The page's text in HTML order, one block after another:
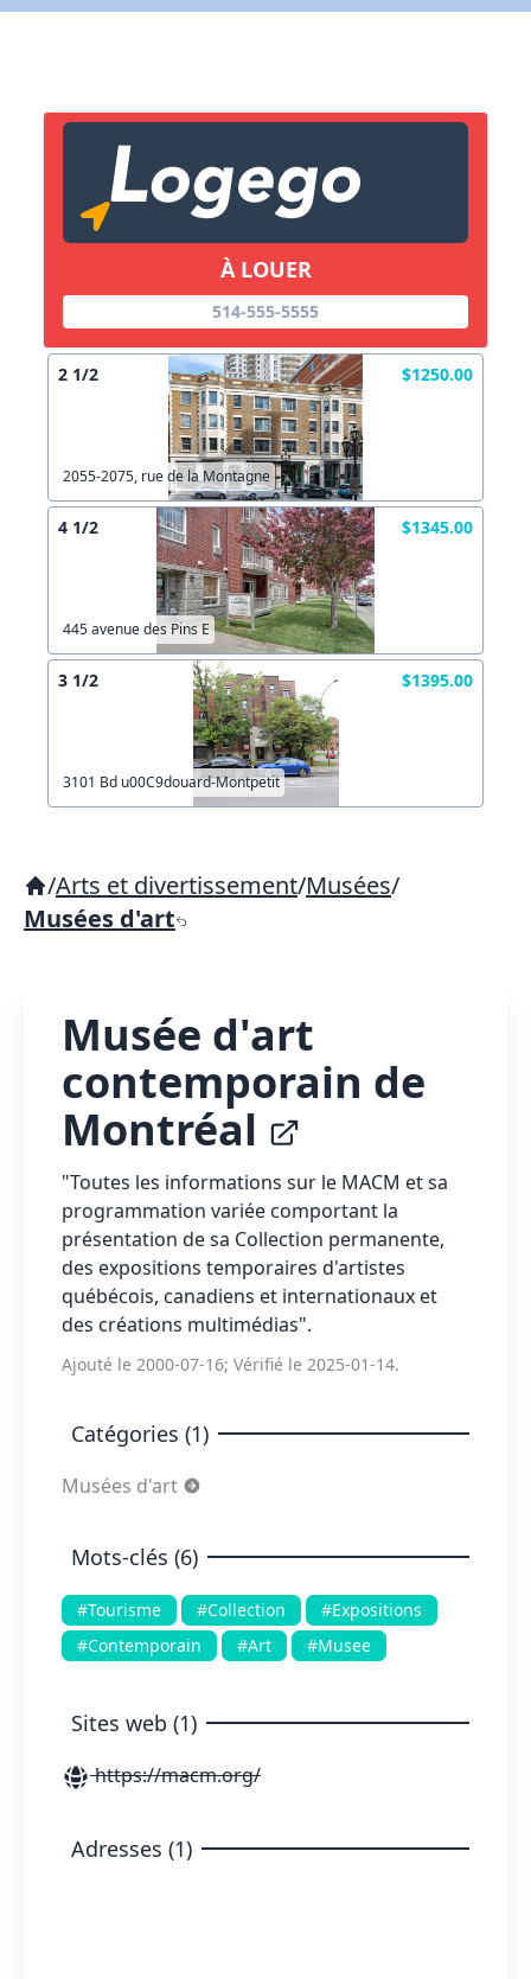
À LOUER
514-555-5555
2 1/2 $1250.00
2055-2075, rue de la Montagne
4 1/2 $1345.00
445 avenue des Pins E
3 1/2 $1395.00
3101 Bd u00C9douard-Montpetit
/Arts et divertissement/Musées/
Musées d'art
Musée d'art
contemporain de
Montréal
"Toutes les informations sur le MACM et sa
programmation variée comportant la
présentation de sa Collection permanente,
des expositions temporaires d'artistes
québécois, canadiens et internationaux et
des créations multimédias".
Ajouté le 2000-07-16; Vérifié le 2025-01-14.
Catégories (1)
Musées d'art
Mots-clés (6)
#Tourisme #Collection
#Expositions
#Contemporain
#Art #Musee
Sites web (1)
https://macm.org/
Adresses (1)
X Fermer
Lien vers inscription (sera inclus dans courriel)
Copier lien
X Fermer Envoyez